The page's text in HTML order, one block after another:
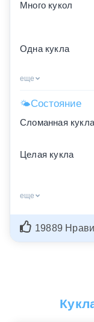
Много кукол
Одна кукла
еще
🌤Состояние
Сломанная кукла
Целая кукла
еще
19889